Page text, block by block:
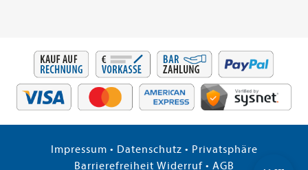
Impressum • Datenschutz • Privatsphäre
Barrierefreiheit Widerruf• AGB